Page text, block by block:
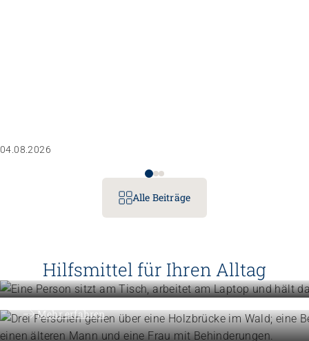
04.08.2026
Alle Beiträge
Hilfsmittel für Ihren Alltag
Mehr erfahren
Menschen unterstützen
Know-how für die tägliche
Mehr erfahren